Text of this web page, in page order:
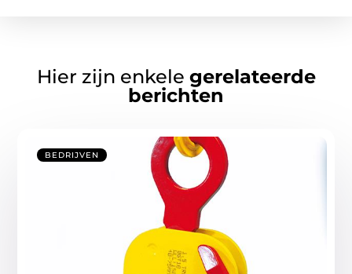
Hier zijn enkele gerelateerde
berichten
BEDRIJVEN